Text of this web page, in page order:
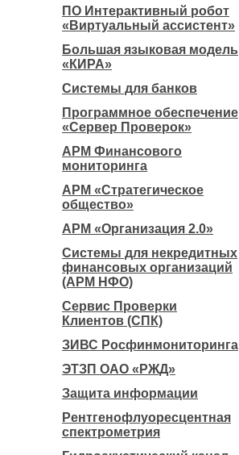
ПО Интерактивный робот
«Виртуальный ассистент»
Большая языковая модель
«КИРА»
Системы для банков
Программное обеспечение
«Сервер Проверок»
АРМ Финансового
мониторинга
АРМ «Стратегическое
общество»
АРМ «Организация 2.0»
Системы для некредитных
финансовых организаций
(АРМ НФО)
Сервис Проверки
Клиентов (СПК)
ЗИВС Росфинмониторинга
ЭТЗП ОАО «РЖД»
Защита информации
Рентгенофлуоресцентная
спектрометрия